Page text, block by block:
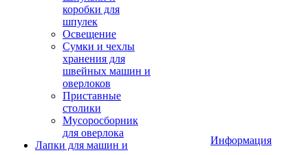
коробки для
шпулек
Освещение
Сумки и чехлы
хранения для
швейных машин и
оверлоков
Приставные
столики
Мусоросборник
для оверлока
Лапки для машин и
Информация